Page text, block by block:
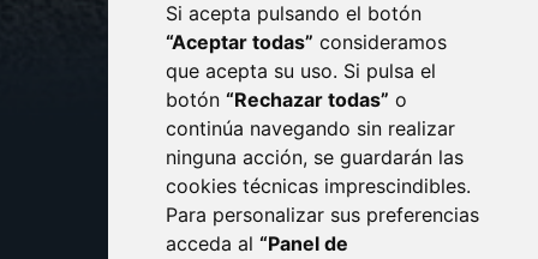
Si acepta pulsando el botón
“Aceptar todas” consideramos
que acepta su uso. Si pulsa el
botón “Rechazar todas” o
continúa navegando sin realizar
ninguna acción, se guardarán las
cookies técnicas imprescindibles.
Para personalizar sus preferencias
acceda al “Panel de
CONTACTO
AVISO LEGAL
PROTECCIÓN DE DATOS
POLÍTICA DE COOKIES
ACCESIBILIDAD
ENLACE EXTERNO AL